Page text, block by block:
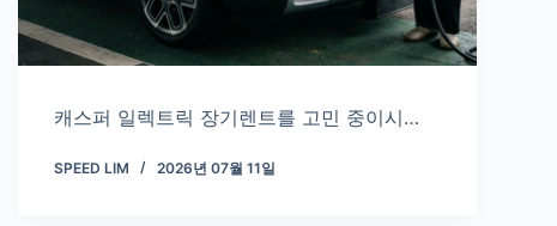
캐스퍼 일렉트릭 장기렌트를 고민 중이시…
SPEED LIM 2026년 07월 11일